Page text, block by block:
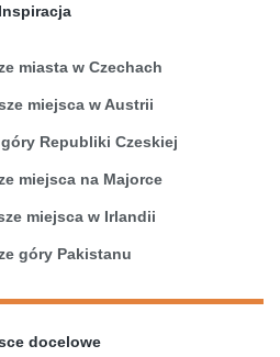
Inspiracja
miasta w Czechach
miejsca w Austrii
Republiki Czeskiej
miejsca na Majorce
miejsca w Irlandii
góry Pakistanu
docelowe